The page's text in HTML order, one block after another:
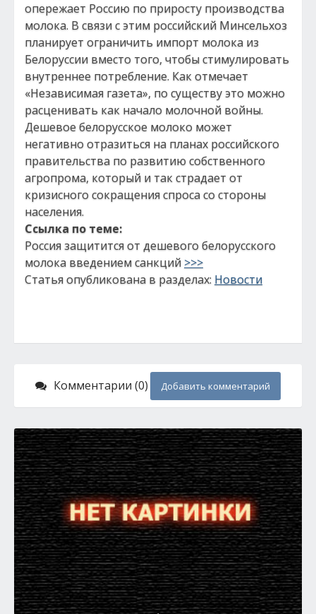
опережает Россию по приросту производства
молока. В связи с этим российский Минсельхоз
планирует ограничить импорт молока из
Белоруссии вместо того, чтобы стимулировать
внутреннее потребление. Как отмечает
«Независимая газета», по существу это можно
расценивать как начало молочной войны.
Дешевое белорусское молоко может
негативно отразиться на планах российского
правительства по развитию собственного
агропрома, который и так страдает от
кризисного сокращения спроса со стороны
населения.
Ссылка по теме:
Россия защитится от дешевого белорусского
молока введением санкций >>>
Статья опубликована в разделах: Новости
Комментарии (0) Добавить комментарий